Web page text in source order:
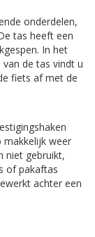
onderdelen,
tas heeft een
In het
de tas vindt u
fiets af met de
makkelijk weer
niet gebruikt,
of pakaftas
achter een